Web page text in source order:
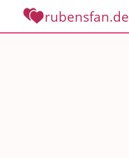
rubensfan.de